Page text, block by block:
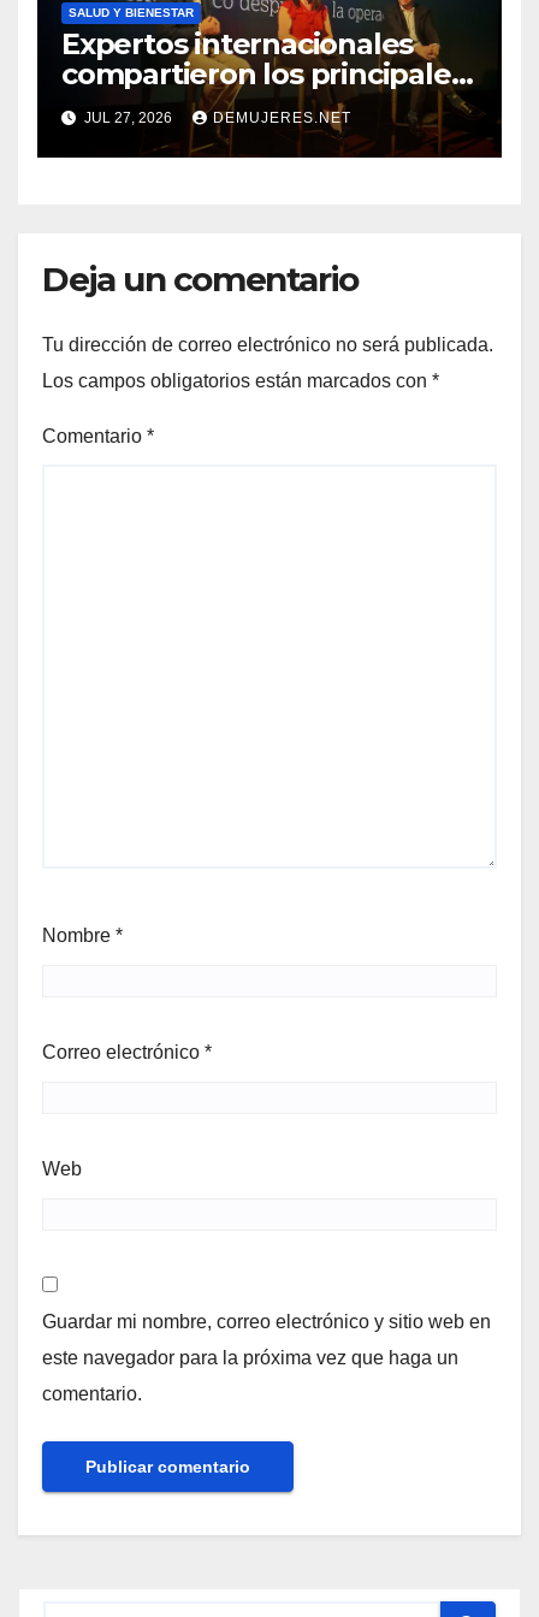
SALUD Y BIENESTAR
Expertos internacionales
compartieron los principales
desafíos e innovaciones en el
manejo del cáncer de mama,
sus subtipos y el cáncer de
JUL 27, 2026 DEMUJERES.NET
Deja un comentario
Tu dirección de correo electrónico no será publicada.
Los campos obligatorios están marcados con *
Comentario *
Nombre *
Correo electrónico *
Web
Guardar mi nombre, correo electrónico y sitio web en
este navegador para la próxima vez que haga un
comentario.